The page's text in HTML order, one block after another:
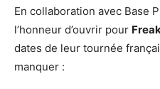
En collaboration avec Base
l’honneur d’ouvrir pour
dates de leur tournée
manquer :